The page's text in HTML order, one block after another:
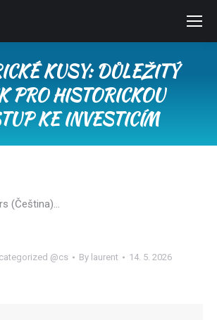
KUSY: DŮLEŽITÝ
PRO HISTORICKOU
KE INVESTICÍM
(Čeština)…
@cs By laurent 14. 5. 2026